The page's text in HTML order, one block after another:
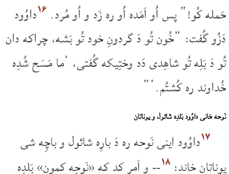
حَمله کُو!“ پس اُو اَمَده اُو ره زَد و اُو مُرد.۱۶داوُود
دَزُو گُفت: ”خُون تُو دَ گردونِ خود تُو بَشه، چراکه دان
تُو دَ بَلِه تُو شاهِدی دَد وختِیکه گُفتی، ’ما مَسَح شُدِه
خُداوند ره کُشتُم.‘“
نَوحه خانی داوُود بَلدِه شائول و یوناتان
۱۷داوُود اینی نَوحه ره دَ بارِه شائول و باچِه شی
یوناتان خاند:۱۸-- و اَمر کد که «نَوحِه کمون» بَلدِه